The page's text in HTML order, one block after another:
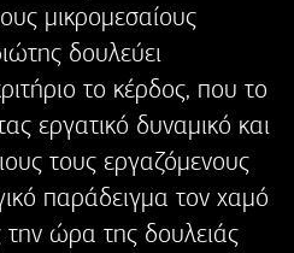
μικρομεσαίους
δουλεύει
το κέρδος, που το
εργατικό δυναμικό και
τους εργαζόμενους
παράδειγμα τον χαμό
την ώρα της δουλειάς